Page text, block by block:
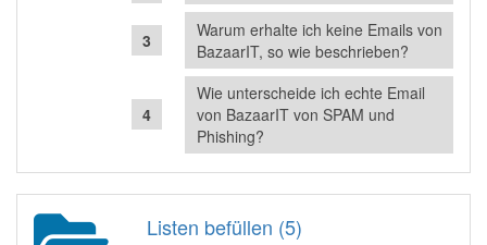
Warum erhalte ich keine Emails von
BazaarIT, so wie beschrieben?
Wie unterscheide ich echte Email
von BazaarIT von SPAM und
Phishing?
Listen befüllen (5)